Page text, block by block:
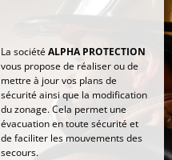
La sociétéALPHA PROTECTION
vous propose de réaliser ou de
mettre à jour vos plans de
sécurité ainsi que la modification
du zonage. Cela permet une
évacuation en toute sécurité et
de faciliter les mouvements des
secours.